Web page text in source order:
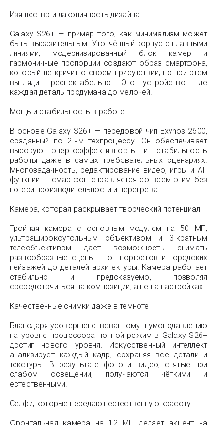
Изящество и лаконичность дизайна
Galaxy S26+ — пример того, как минимализм может
быть выразительным. Утончённый корпус с плавными
линиями, модернизированный блок камер и
гармоничные пропорции создают образ смартфона,
который не кричит о своём присутствии, но при этом
выглядит респектабельно. Это устройство, где
каждая деталь продумана до мелочей.
Мощь и стабильность в работе
В основе Galaxy S26+ — передовой чип Exynos 2600,
созданный по 2-нм техпроцессу. Он обеспечивает
высокую энергоэффективность и стабильность
работы даже в самых требовательных сценариях.
Многозадачность, редактирование видео, игры и AI-
функции — смартфон справляется со всем этим без
потери производительности и перегрева.
Камера, которая раскрывает творческий потенциал
Тройная камера с основным модулем на 50 МП,
ультраширокоугольным объективом и 3-кратным
телеобъективом даёт возможность снимать
разнообразные сцены — от портретов и городских
пейзажей до деталей архитектуры. Камера работает
стабильно и предсказуемо, позволяя
сосредоточиться на композиции, а не на настройках.
Качественные снимки даже в темноте
Благодаря усовершенствованному шумоподавлению
на уровне процессора ночной режим в Galaxy S26+
достиг нового уровня. Искусственный интеллект
анализирует каждый кадр, сохраняя все детали и
текстуры. В результате фото и видео, снятые при
слабом освещении, получаются чёткими и
естественными.
Селфи, которые передают естественную красоту
Фронтальная камера на 12 МП делает акцент на